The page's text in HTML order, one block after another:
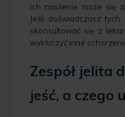
ich nasilenie może się
Jeśli doświadczasz
skonsultować się z
wykluczyć inne
Zespół jelita
jeść, a czego